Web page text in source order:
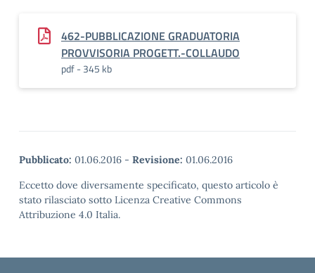
462-PUBBLICAZIONE GRADUATORIA
PROVVISORIA PROGETT.-COLLAUDO
pdf - 345 kb
Pubblicato: 01.06.2016 - Revisione: 01.06.2016
Eccetto dove diversamente specificato, questo articolo è
stato rilasciato sotto Licenza Creative Commons
Attribuzione 4.0 Italia.